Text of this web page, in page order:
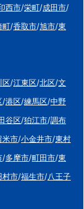
西市/栄町/成田市/
町/香取市/旭市/東
区/江東区/北区/文
/港区/練馬区/中野
谷区/狛江市/調布
米市/小金井市/東村
/多摩市/町田市/東
村市/福生市/八王子